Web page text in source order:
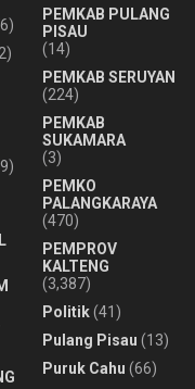
PEMKAB PULANG
PISAU
(14)
PEMKAB SERUYAN
(224)
PEMKAB
SUKAMARA
(3)
PEMKO
PALANGKARAYA
(470)
PEMPROV
KALTENG
(3,387)
Politik(41)
Pulang Pisau (13)
Puruk Cahu (66)